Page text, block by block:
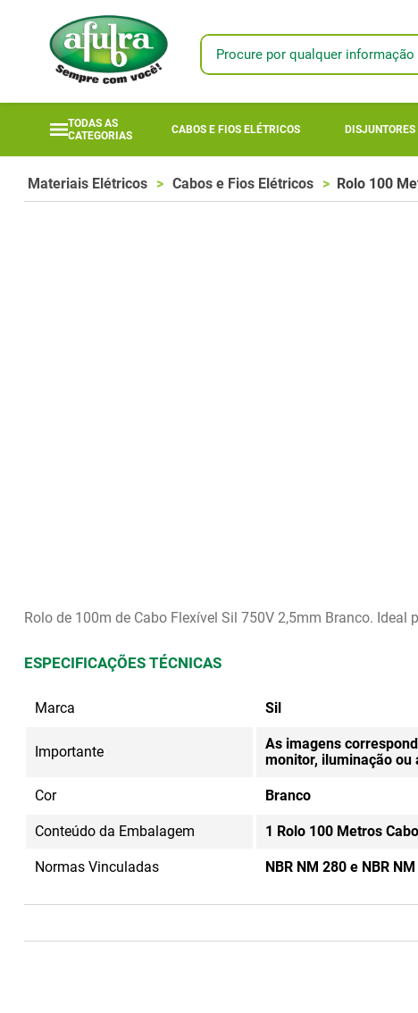
Procure por qualquer informação
TODAS AS
CATEGORIAS
CABOS E FIOS ELÉTRICOS DISJUNTORES
Materiais Elétricos Cabos e Fios Elétricos Rolo 100
Rolo de 100m de Cabo Flexível Sil 750V 2,5mm Branco.
ESPECIFICAÇÕES TÉCNICAS
Marca Sil
Importante
As imagens
monitor, iluminação ou
Cor Branco
Conteúdo da Embalagem 1 Rolo 100 Metros
Normas Vinculadas NBR NM 280 e NBR
TERMOS MAIS
1º
fotovoltaico
4º
solar